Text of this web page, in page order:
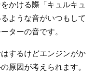
かける際「キュルキュ
ような音がいつもして
ターの音です。
するけどエンジンがか
原因が考えられます。